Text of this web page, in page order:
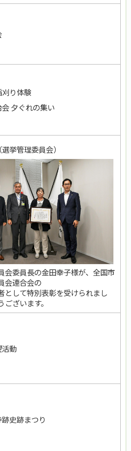
り体験
夕ぐれの集い
挙管理委員会）
会委員長の金田幸子様が、全国市
会連合会の
として特別表彰を受けられまし
ざいます。
動
史跡まつり